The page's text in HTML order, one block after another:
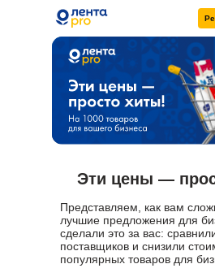
Эти цены —
Представляем, как вам
лучшие предложения для
сделали это за вас:
поставщиков и снизили
популярных товаров для
8